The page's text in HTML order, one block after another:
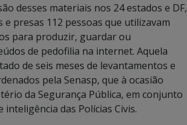
desses materiais nos 24 estados e DF,
presas 112 pessoas que utilizavam
para produzir, guardar ou
de pedofilia na internet. Aquela
de seis meses de levantamentos e
pela Senasp, que à ocasião
da Segurança Pública, em conjunto
inteligência das Polícias Civis.